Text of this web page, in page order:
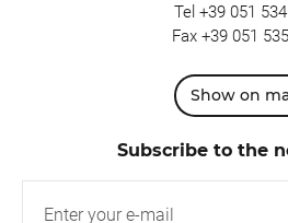
Tel +39 051
Fax +39 051
Show on
Subscribe to the